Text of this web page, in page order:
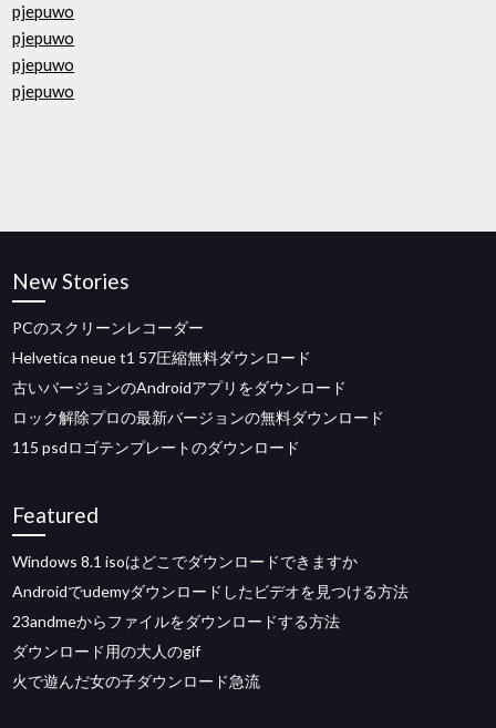
pjepuwo
pjepuwo
pjepuwo
pjepuwo
New Stories
PCのスクリーンレコーダー
Helvetica neue t1 57圧縮無料ダウンロード
古いバージョンのAndroidアプリをダウンロード
ロック解除プロの最新バージョンの無料ダウンロード
115 psdロゴテンプレートのダウンロード
Featured
Windows 8.1 isoはどこでダウンロードできますか
Androidでudemyダウンロードしたビデオを見つける方法
23andmeからファイルをダウンロードする方法
ダウンロード用の大人のgif
火で遊んだ女の子ダウンロード急流